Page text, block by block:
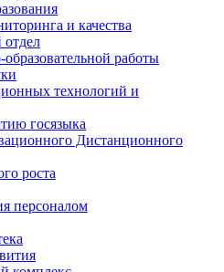
и качества
работы
технологий и
госязыка
Дистанционного
роста
персоналом